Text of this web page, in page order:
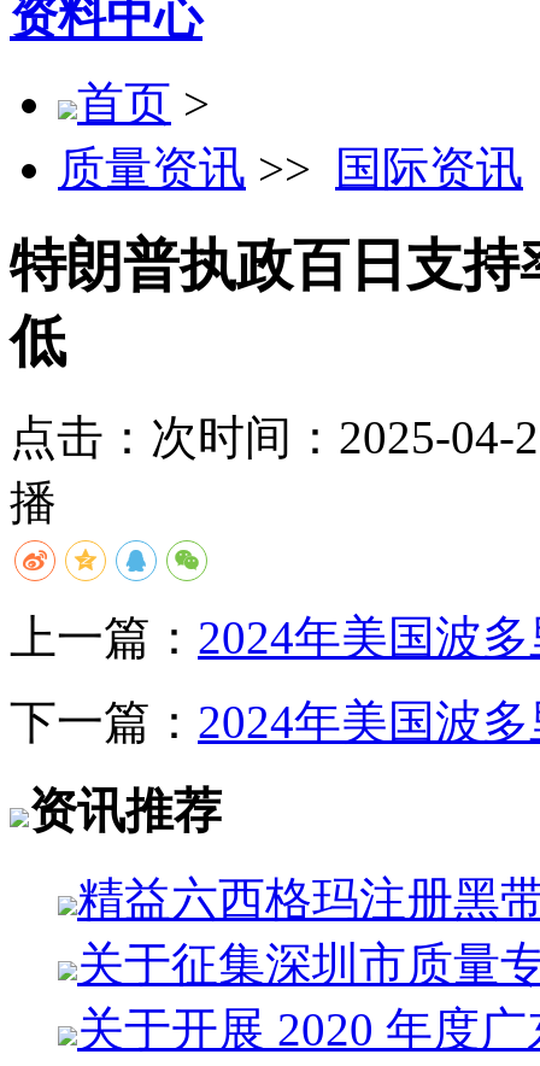
资料中心
首页 >
质量资讯 >> 国际资讯
特朗普执政百日支
低
点击： 次时间：2025-04-
播
上一篇： 2024年美国波
下一篇： 2024年美国波
资讯推荐
精益六西格玛注册黑
关于征集深圳市质量
关于开展 2020 年度